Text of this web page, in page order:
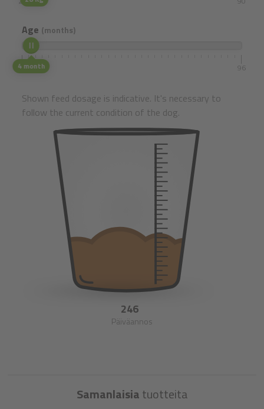
Age (months)
4 month
1 96
Shown feed dosage is indicative. It's necessary to
follow the current condition of the dog.
246
Päiväannos
Samanlaisiatuotteita